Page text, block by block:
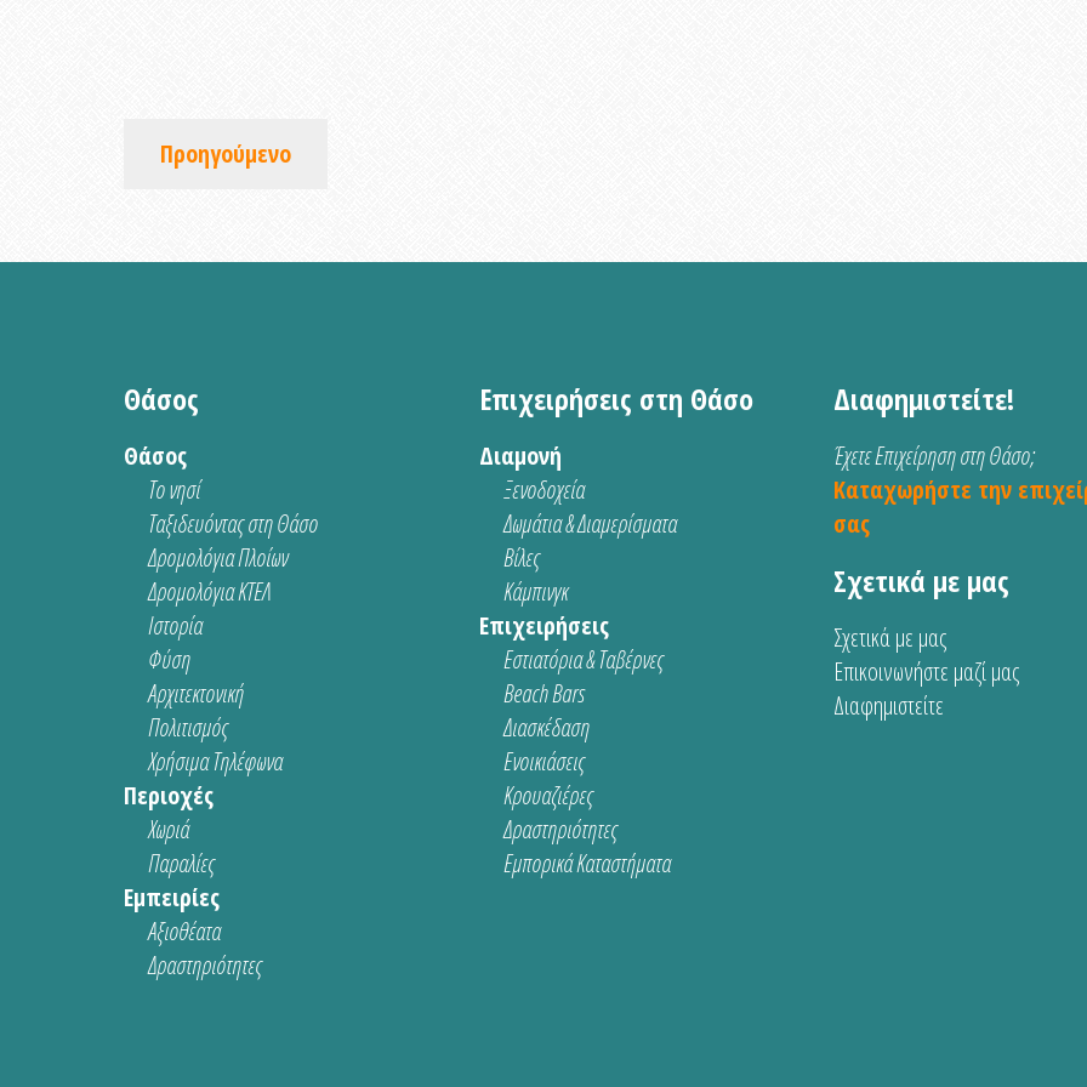
Προηγούμενο
Θάσος
Θάσος
Το νησί
Ταξιδευόντας στη Θάσο
Δρομολόγια Πλοίων
Δρομολόγια ΚΤΕΛ
Ιστορία
Φύση
Αρχιτεκτονική
Πολιτισμός
Χρήσιμα Τηλέφωνα
Περιοχές
Χωριά
Παραλίες
Εμπειρίες
Αξιοθέατα
Δραστηριότητες
Επιχειρήσεις στη Θάσο
Διαμονή
Ξενοδοχεία
Δωμάτια & Διαμερίσματα
Βίλες
Κάμπινγκ
Επιχειρήσεις
Εστιατόρια & Ταβέρνες
Beach Bars
Διασκέδαση
Ενοικιάσεις
Κρουαζιέρες
Δραστηριότητες
Εμπορικά Καταστήματα
Διαφημιστείτε!
Έχετε Επιχείρηση στη Θάσο;
Καταχωρήστε την
σας
Σχετικά με μας
Σχετικά με μας
Επικοινωνήστε μαζί μας
Διαφημιστείτε